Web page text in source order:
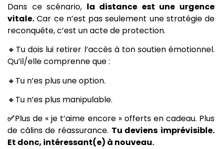
Dans ce scénario, la distance est une urgence
vitale. Car ce n’est pas seulement une stratégie de
reconquête, c’est un acte de protection.
🔸Tu dois lui retirer l’accès à ton soutien émotionnel.
Qu’il/elle comprenne que :
🔸Tu n’es plus une option.
🔸Tu n’es plus manipulable.
✅Plus de « je t’aime encore » offerts en cadeau. Plus
de câlins de réassurance. Tu deviens imprévisible.
Et donc, intéressant(e) à nouveau.